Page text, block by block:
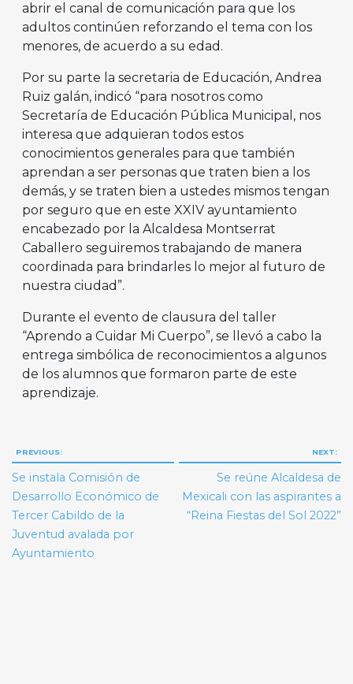
abrir el canal de comunicación para que los
adultos continúen reforzando el tema con los
menores, de acuerdo a su edad.
Por su parte la secretaria de Educación, Andrea
Ruiz galán, indicó “para nosotros como
Secretaría de Educación Pública Municipal, nos
interesa que adquieran todos estos
conocimientos generales para que también
aprendan a ser personas que traten bien a los
demás, y se traten bien a ustedes mismos tengan
por seguro que en este XXIV ayuntamiento
encabezado por la Alcaldesa Montserrat
Caballero seguiremos trabajando de manera
coordinada para brindarles lo mejor al futuro de
nuestra ciudad”.
Durante el evento de clausura del taller
“Aprendo a Cuidar Mi Cuerpo”, se llevó a cabo la
entrega simbólica de reconocimientos a algunos
de los alumnos que formaron parte de este
aprendizaje.
Navegación
de
entradas
PREVIOUS:
Se instala Comisión de
Desarrollo Económico de
Tercer Cabildo de la
Juventud avalada por
Ayuntamiento
NEXT:
Se reúne Alcaldesa de
Mexicali con las aspirantes a
“Reina Fiestas del Sol 2022”